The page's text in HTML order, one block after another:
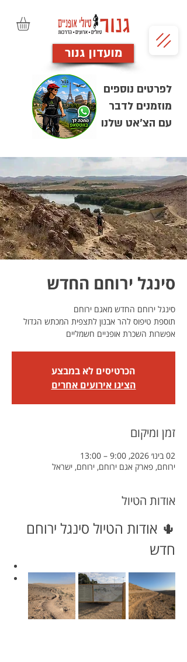
מועדון גנור
לפרטים נוספים
מוזמנים לדבר
עם הצ'אט שלנו
סינגל ירוחם החדש
אפשרות השכרת אופניים חשמליים
הכרטיסים לא במבצע
הציגו אירועים אחרים
זמן ומיקום
02 בינו׳ 2026, 9:00 – 13:00
ירוחם, פארק אגם ירוחם, ירוחם, ישראל
אודות הטיול
🌵 אודות הטיול סינגל ירוחם
חדש